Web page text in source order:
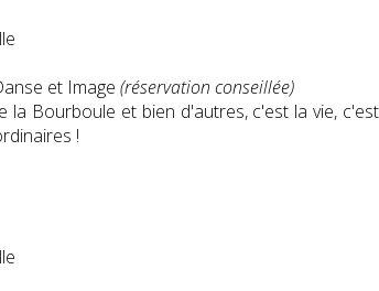
et Image (réservation conseillée)
la Bourboule et bien d'autres, c'est la vie,
!